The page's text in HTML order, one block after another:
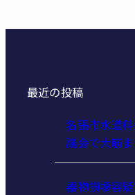
最近の投稿
名張市水道
議会で大筋
器物損壊容